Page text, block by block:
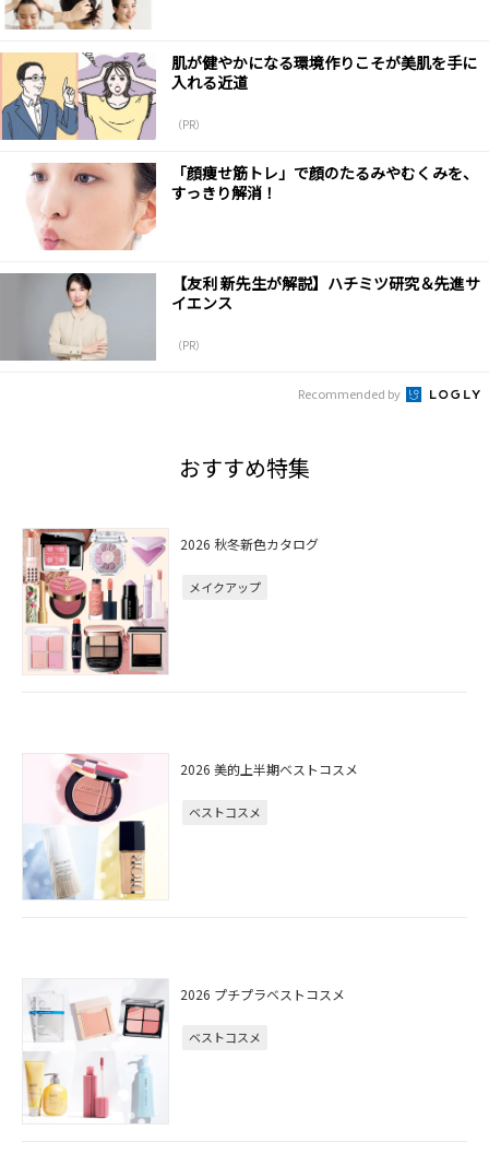
肌が健やかになる環境作りこそが美肌を手に
入れる近道
（PR）
「顔痩せ筋トレ」で顔のたるみやむくみを、
すっきり解消！
【友利 新先生が解説】ハチミツ研究＆先進サ
イエンス
（PR）
Recommended by
おすすめ特集
2026 秋冬新色カタログ
メイクアップ
2026 美的上半期ベストコスメ
ベストコスメ
2026 プチプラベストコスメ
ベストコスメ